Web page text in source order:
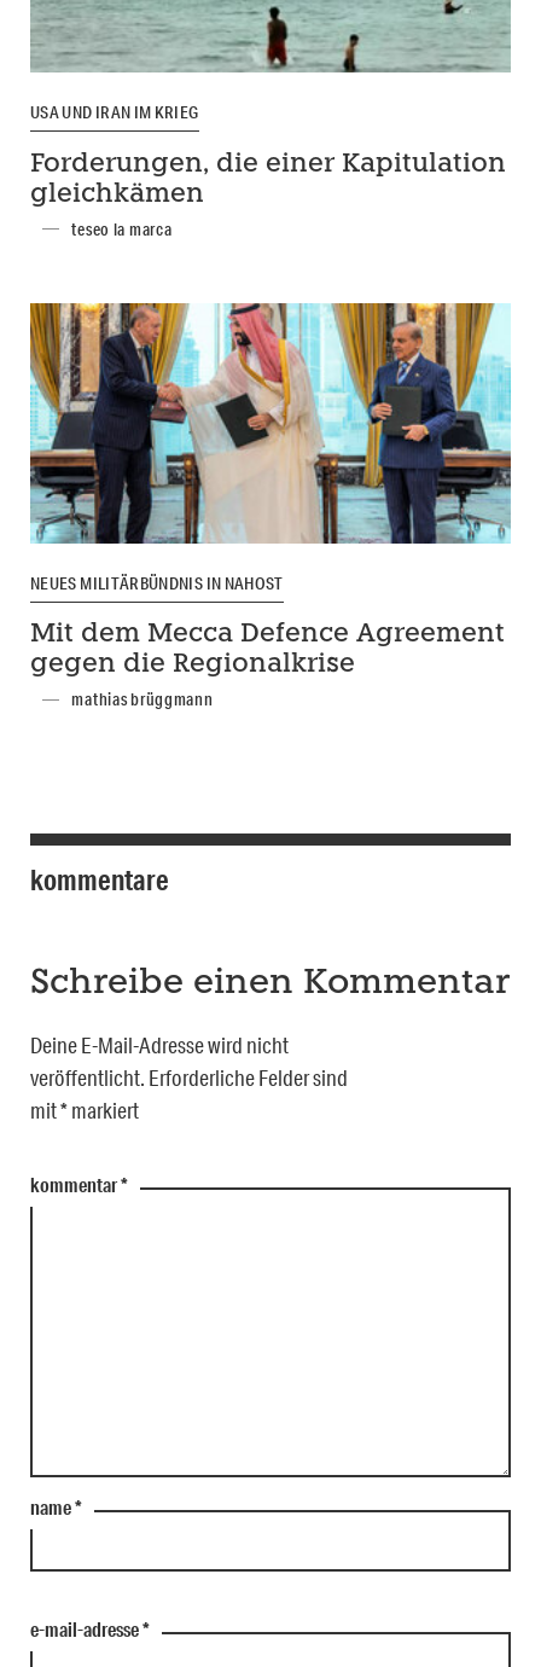
USA UND IRAN IM KRIEG
Forderungen, die einer Kapitulation
gleichkämen
teseo la marca
NEUES MILITÄRBÜNDNIS IN NAHOST
Mit dem Mecca Defence Agreement
gegen die Regionalkrise
mathias brüggmann
kommentare
Schreibe einen Kommentar
Deine E-Mail-Adresse wird nicht
veröffentlicht. Erforderliche Felder sind
mit*markiert
kommentar*
name*
e-mail-adresse*